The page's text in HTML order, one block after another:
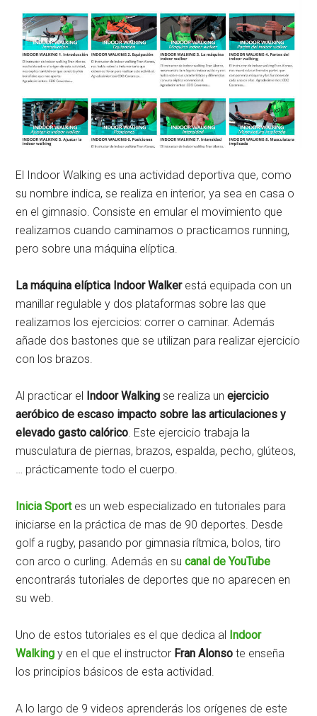
El Indoor Walking es una actividad deportiva que, como
su nombre indica, se realiza en interior, ya sea en casa o
en el gimnasio. Consiste en emular el movimiento que
realizamos cuando caminamos o practicamos running,
pero sobre una máquina elíptica.
La máquina elíptica Indoor Walkerestá equipada con un
manillar regulable y dos plataformas sobre las que
realizamos los ejercicios: correr o caminar. Además
añade dos bastones que se utilizan para realizar ejercicio
con los brazos.
Al practicar el Indoor Walking se realiza unejercicio
aeróbico de escaso impacto sobre las articulaciones y
elevado gasto calórico . Este ejercicio trabaja la
musculatura de piernas, brazos, espalda, pecho, glúteos,
… prácticamente todo el cuerpo.
Inicia Sportes un web especializado en tutoriales para
iniciarse en la práctica de mas de 90 deportes. Desde
golf a rugby, pasando por gimnasia rítmica, bolos, tiro
con arco o curling. Además en sucanal de YouTube
encontrarás tutoriales de deportes que no aparecen en
su web.
Uno de estos tutoriales es el que dedica al Indoor
Walking y en el que el instructor Fran Alonso te enseña
los principios básicos de esta actividad.
A lo largo de 9 videos aprenderás los orígenes de este